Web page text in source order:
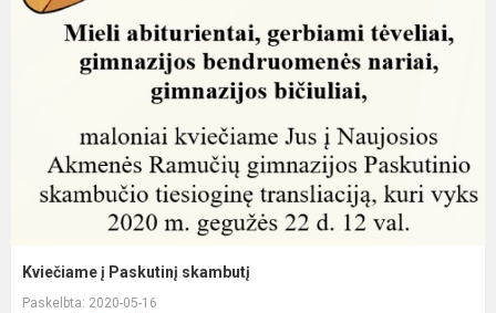
Kviečiame į Paskutinį skambutį
Paskelbta: 2020-05-16